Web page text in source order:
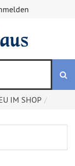
IM SHOP